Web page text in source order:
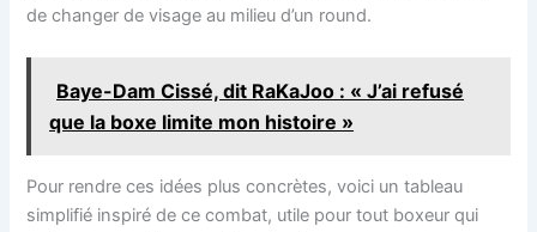
de changer de visage au milieu d’un round.
Baye-Dam Cissé, dit RaKaJoo : « J’ai refusé
que la boxe limite mon histoire »
Pour rendre ces idées plus concrètes, voici un tableau
simplifié inspiré de ce combat, utile pour tout boxeur qui